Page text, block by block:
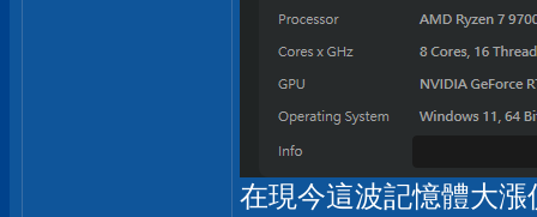
在現今這波記憶體大